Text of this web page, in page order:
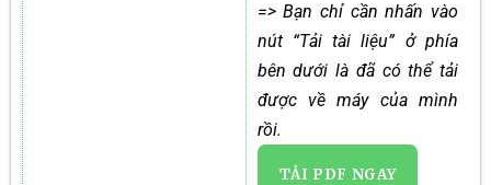
=> Bạn chỉ cần nhấn vào
nút “Tải tài liệu” ở phía
bên dưới là đã có thể tải
được về máy của mình
rồi.
TẢI PDF NGAY